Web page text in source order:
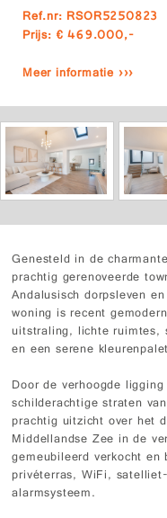
Ref.nr: RSOR5250823
Prijs: € 469.000,-
Meer informatie ›››
Genesteld in de
prachtig gerenoveerde
Andalusisch dorpsleven
woning is recent
uitstraling, lichte ruimtes,
en een serene
Door de verhoogde
schilderachtige straten
prachtig uitzicht over het
Middellandse Zee in de
gemeubileerd verkocht
privéterras, WiFi,
alarmsysteem.